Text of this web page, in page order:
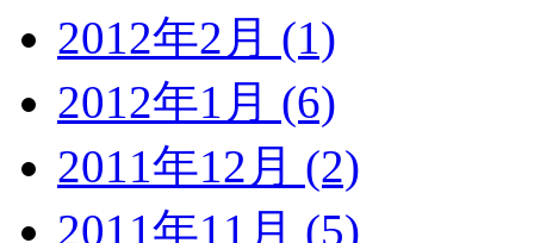
2012年2月 (1)
2012年1月 (6)
2011年12月 (2)
2011年11月 (5)